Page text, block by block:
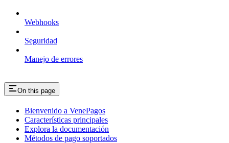
Webhooks
Seguridad
Manejo de errores
On this page
Bienvenido a VenePagos
Características principales
Explora la documentación
Métodos de pago soportados